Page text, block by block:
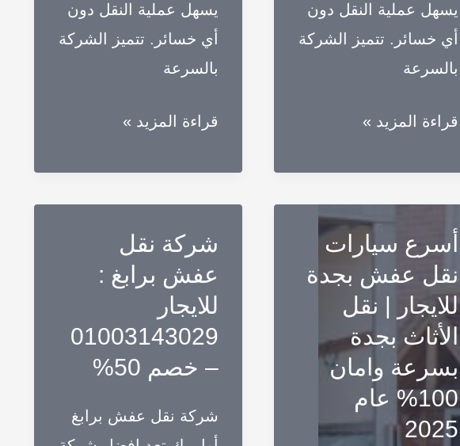
يسهل عملية النقل دون
أي خسائر. تتميز الشركة
بالسرعة
أسرع
عفش
بالدمام
للايجار
|
نقل
الأثاث
بالدمام
بسرعة
قراءة المزيد »
يسهل عملية النقل دون
أي خسائر. تتميز الشركة
بالسرعة
أسرع
عفش
بمكة
للايجار
|
نقل
بسرعة
قراءة المزيد »
أسرع سيارات
نقل عفش بجدة
للايجار | نقل
الأثاث بجدة
بسرعة وامان
100% عام
2025
شركة نقل
عفش برابغ :
للايجار
01003143029
– خصم 50%
شركة نقل عفش برابغ